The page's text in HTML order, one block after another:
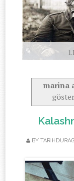
marina
BY